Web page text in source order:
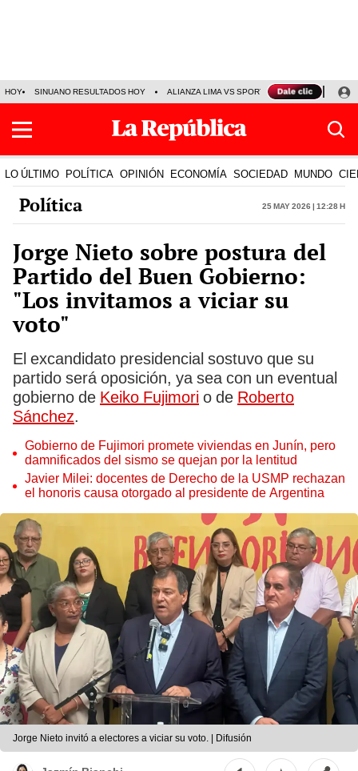
HOY SINUANO RESULTADOS HOY ALIANZA LIMA VS SPORT BOYS JORGE
LO ÚLTIMO POLÍTICA OPINIÓN ECONOMÍA SOCIEDAD MUNDO
Política 25 May 2026 | 12:28 h
Jorge Nieto sobre postura del
Partido del Buen Gobierno:
"Los invitamos a viciar su
voto"
El excandidato presidencial sostuvo que su
partido será oposición, ya sea con un eventual
gobierno de Keiko Fujimori o de Roberto
Sánchez.
Gobierno de Fujimori promete viviendas en Junín, pero
damnificados del sismo se quejan por la lentitud
Javier Milei: docentes de Derecho de la USMP rechazan
el honoris causa otorgado al presidente de Argentina
Jorge Nieto invitó a electores a viciar su voto. | Difusión